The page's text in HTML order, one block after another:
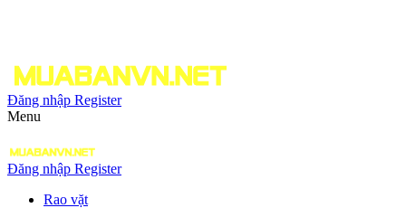
Đăng nhập Register
Menu
Đăng nhập Register
Rao vặt